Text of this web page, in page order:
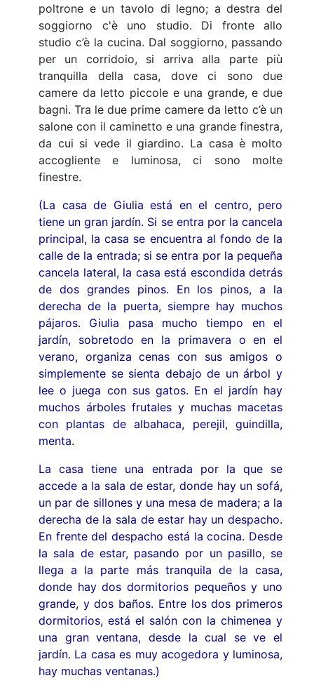
poltrone e un tavolo di legno; a destra del
soggiorno c'è uno studio. Di fronte allo
studio c’è la cucina. Dal soggiorno, passando
per un corridoio, si arriva alla parte più
tranquilla della casa, dove ci sono due
camere da letto piccole e una grande, e due
bagni. Tra le due prime camere da letto c’è un
salone con il caminetto e una grande finestra,
da cui si vede il giardino. La casa è molto
accogliente e luminosa, ci sono molte
finestre.
(La casa de Giulia está en el centro, pero
tiene un gran jardín. Si se entra por la cancela
principal, la casa se encuentra al fondo de la
calle de la entrada; si se entra por la pequeña
cancela lateral, la casa está escondida detrás
de dos grandes pinos. En los pinos, a la
derecha de la puerta, siempre hay muchos
pájaros. Giulia pasa mucho tiempo en el
jardín, sobretodo en la primavera o en el
verano, organiza cenas con sus amigos o
simplemente se sienta debajo de un árbol y
lee o juega con sus gatos. En el jardín hay
muchos árboles frutales y muchas macetas
con plantas de albahaca, perejil, guindilla,
menta.
La casa tiene una entrada por la que se
accede a la sala de estar, donde hay un sofá,
un par de sillones y una mesa de madera; a la
derecha de la sala de estar hay un despacho.
En frente del despacho está la cocina. Desde
la sala de estar, pasando por un pasillo, se
llega a la parte más tranquila de la casa,
donde hay dos dormitorios pequeños y uno
grande, y dos baños. Entre los dos primeros
dormitorios, está el salón con la chimenea y
una gran ventana, desde la cual se ve el
jardín. La casa es muy acogedora y luminosa,
hay muchas ventanas.)